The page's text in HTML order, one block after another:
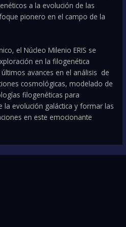
a la evolución de las
pionero en el campo de la
el Núcleo Milenio ERIS se
en la filogenética
avances en el análisis de
cosmológicas, modelado de
filogenéticas para
la evolución galáctica y formar las
en este emocionante